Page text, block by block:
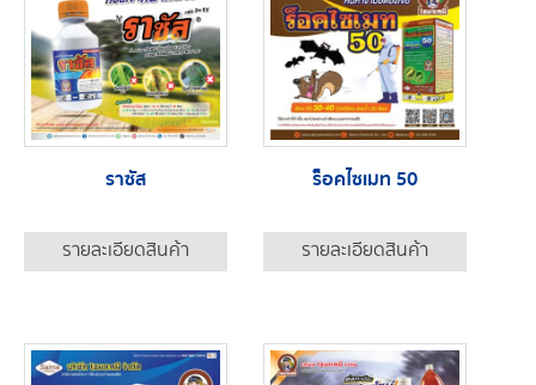
ราซัส
รายละเอียดสินค้า
ร็อคไซเมท 50
รายละเอียดสินค้า